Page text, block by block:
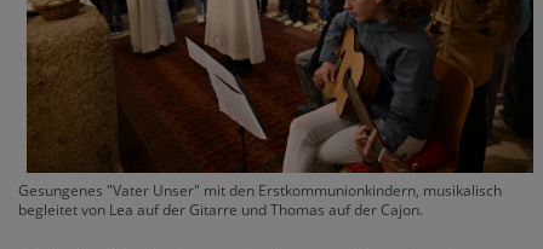
Gesungenes "Vater Unser" mit den Erstkommunionkindern, musikalisch
begleitet von Lea auf der Gitarre und Thomas auf der Cajon.